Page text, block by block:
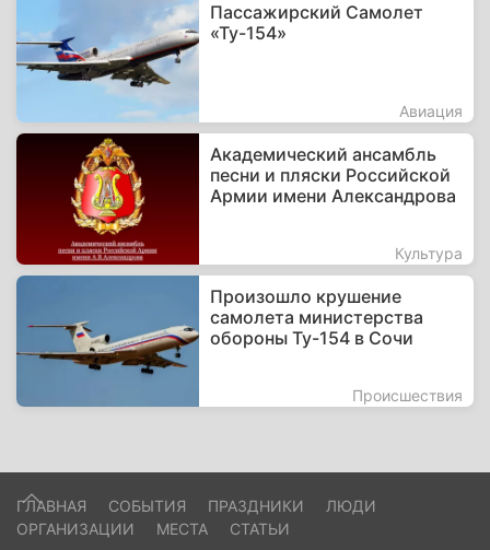
Пассажирский Самолет
«Ту-154»
Авиация
Академический ансамбль
песни и пляски Российской
Армии имени Александрова
Культура
Произошло крушение
самолета министерства
обороны Ту-154 в Сочи
Происшествия
ГЛАВНАЯ СОБЫТИЯ ПРАЗДНИКИ
ЛЮДИ
ОРГАНИЗАЦИИ
МЕСТА СТАТЬИ